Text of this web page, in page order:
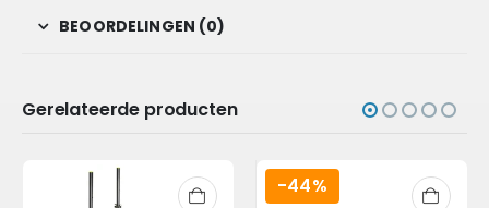
BEOORDELINGEN (0)
Gerelateerde producten
-44%